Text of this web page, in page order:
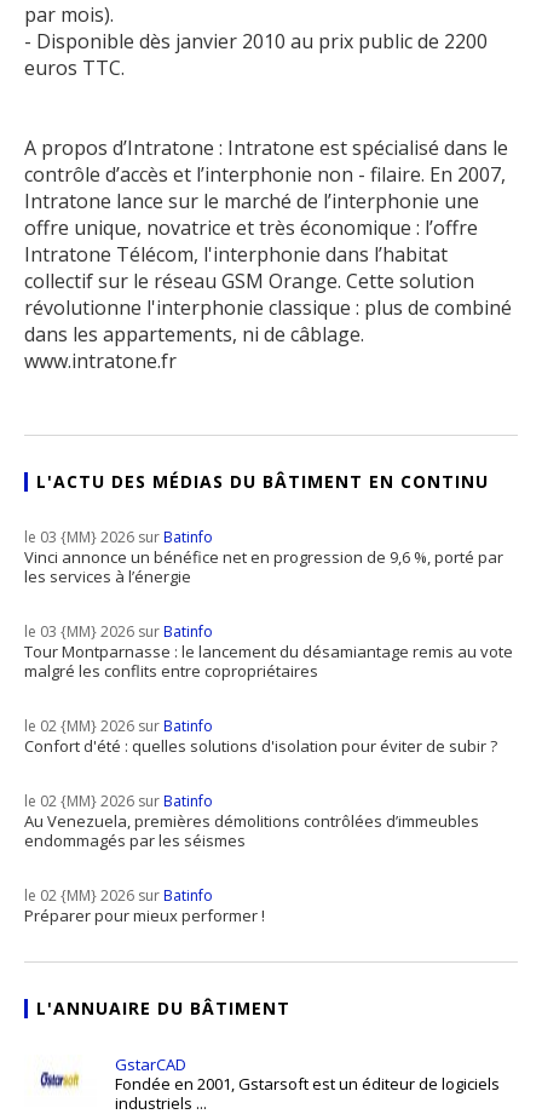
par mois).
- Disponible dès janvier 2010 au prix public de 2200
euros TTC.
A propos d’Intratone : Intratone est spécialisé dans le
contrôle d’accès et l’interphonie non - filaire. En 2007,
Intratone lance sur le marché de l’interphonie une
offre unique, novatrice et très économique : l’offre
Intratone Télécom, l'interphonie dans l’habitat
collectif sur le réseau GSM Orange. Cette solution
révolutionne l'interphonie classique : plus de combiné
dans les appartements, ni de câblage.
www.intratone.fr
L'ACTU DES MÉDIAS DU BÂTIMENT EN CONTINU
le 03 {MM} 2026 surBatinfo
Vinci annonce un bénéfice net en progression de 9,6 %, porté par
les services à l’énergie
le 03 {MM} 2026 surBatinfo
Tour Montparnasse : le lancement du désamiantage remis au vote
malgré les conflits entre copropriétaires
le 02 {MM} 2026 surBatinfo
Confort d'été : quelles solutions d'isolation pour éviter de subir ?
le 02 {MM} 2026 surBatinfo
Au Venezuela, premières démolitions contrôlées d’immeubles
endommagés par les séismes
le 02 {MM} 2026 surBatinfo
Préparer pour mieux performer !
L'ANNUAIRE DU BÂTIMENT
GstarCAD
Fondée en 2001, Gstarsoft est un éditeur de logiciels
industriels ...